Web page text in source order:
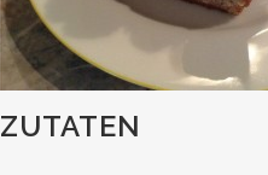
ZUTATEN